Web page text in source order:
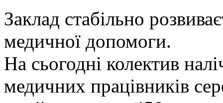
Заклад стабільно
медичної допомоги.
На сьогодні колектив
медичних працівників